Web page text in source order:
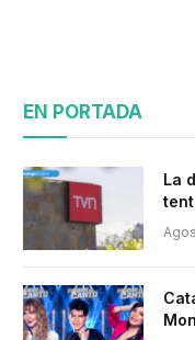
EN PORTADA
La